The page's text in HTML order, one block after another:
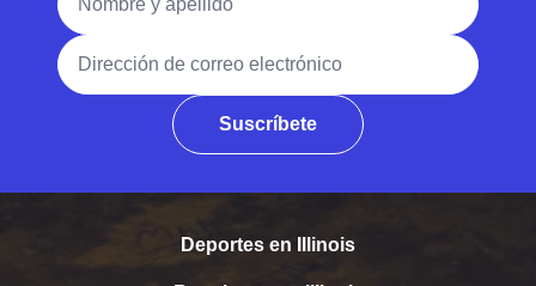
Dirección de correo electrónico
Suscríbete
Deportes en Illinois